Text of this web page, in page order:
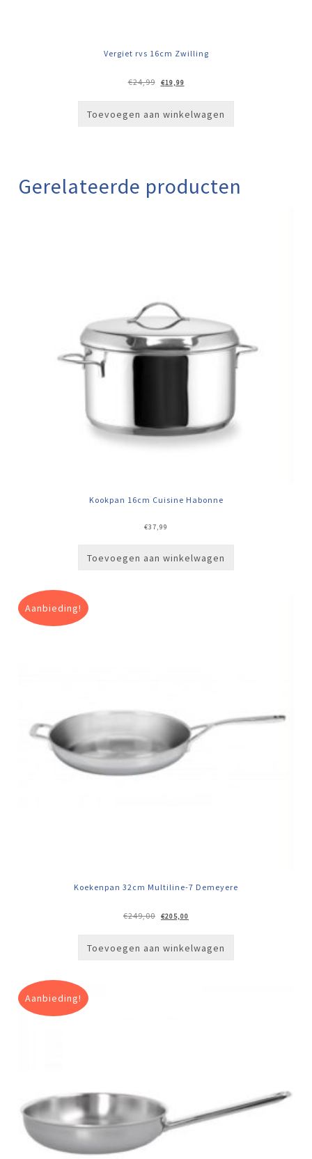
Vergiet rvs 16cm Zwilling
€24,99
Oorspronkelijke
prijs
€19,99Huidige
prijs
Toevoegen aan winkelwagen
Gerelateerde producten
Kookpan 16cm Cuisine Habonne
€37,99
Toevoegen aan winkelwagen
Aanbieding!
Koekenpan 32cm Multiline-7 Demeyere
€249,00
Oorspronkelijke
prijs
€205,00
prijs
Toevoegen aan winkelwagen
Aanbieding!